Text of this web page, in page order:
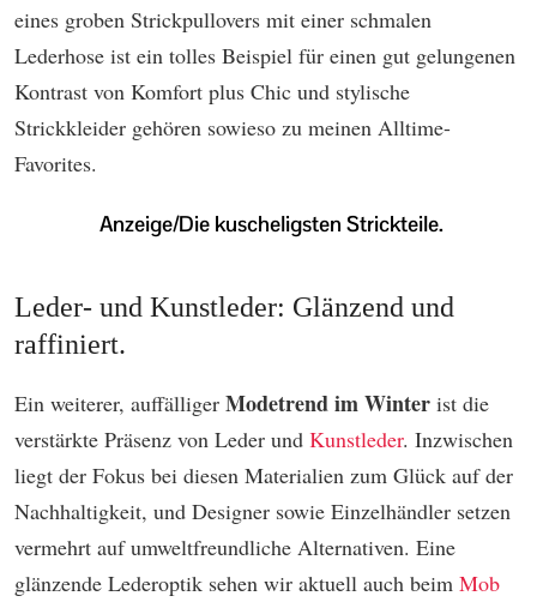
eines groben Strickpullovers mit einer schmalen
Lederhose ist ein tolles Beispiel für einen gut gelungenen
Kontrast von Komfort plus Chic und stylische
Strickkleider gehören sowieso zu meinen Alltime-
Favorites.
Leder- und Kunstleder: Glänzend und
raffiniert.
Ein weiterer, auffälliger Modetrend im Winter ist die
verstärkte Präsenz von Leder und Kunstleder. Inzwischen
liegt der Fokus bei diesen Materialien zum Glück auf der
Nachhaltigkeit, und Designer sowie Einzelhändler setzen
vermehrt auf umweltfreundliche Alternativen. Eine
glänzende Lederoptik sehen wir aktuell auch beim Mob